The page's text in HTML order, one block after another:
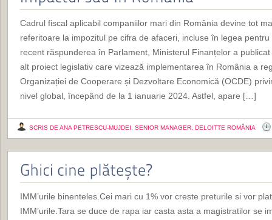
Cadrul fiscal aplicabil companiilor mari din România devine tot
referitoare la impozitul pe cifra de afaceri, incluse în legea
recent răspunderea în Parlament, Ministerul Finanțelor a
alt proiect legislativ care vizează implementarea în România a
Organizației de Cooperare și Dezvoltare Economică (OCDE)
nivel global, începând de la 1 ianuarie 2024. Astfel, apare […]
SCRIS DE ANA PETRESCU-MUJDEI, SENIOR MANAGER, DELOITTE ROMÂNIA
IMM’urile binenteles.Cei mari cu 1% vor creste preturile si vor
IMM’urile.Tara se duce de rapa iar casta asta a magistratilor se